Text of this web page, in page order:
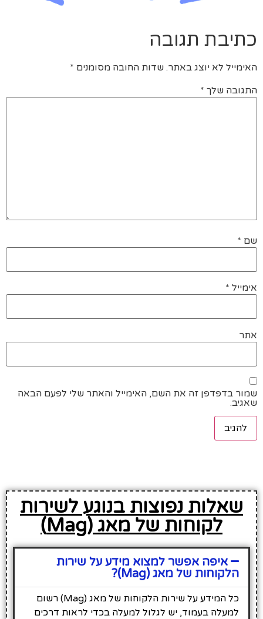
כתיבת תגובה
האימייל לא יוצג באתר. שדות החובה מסומנים *
התגובה שלך *
שם *
אימייל *
אתר
שמור בדפדפן זה את השם, האימייל והאתר שלי לפעם הבאה
שאגיב.
שאלות נפוצות בנוגע לשירות
לקוחות של מאג (Mag)
איפה אפשר למצוא מידע על שירות
הלקוחות של מאג (Mag)?
כל המידע על שירות הלקוחות של מאג (Mag) רשום
למעלה בעמוד, יש לגלול למעלה בכדי לראות דרכים